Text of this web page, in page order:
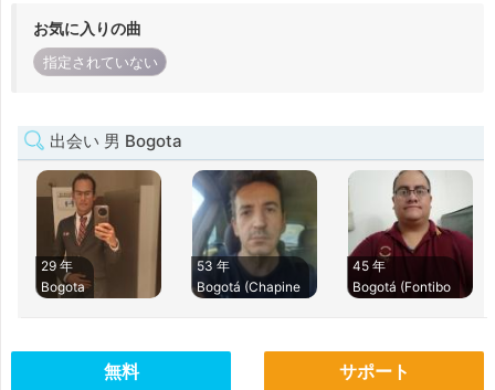
お気に入りの曲
指定されていない
出会い 男 Bogota
29 年
Bogota
53 年
Bogotá (Chapine
45 年
Bogotá (Fontibo
無料 サポート